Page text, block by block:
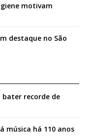
motivam
destaque no São
bater recorde de
música há 110 anos